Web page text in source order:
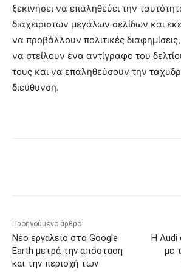
ξεκινήσει να επαληθεύει την
διαχειριστών μεγάλων σελίδων και
να προβάλλουν πολιτικές
να στείλουν ένα αντίγραφο του
τους και να επαληθεύσουν την
διεύθυνση.
Προηγούμενο άρθρο
Νέο εργαλείο στο Google
Earth μετρά την απόσταση
και την περιοχή των
Η Audi
με